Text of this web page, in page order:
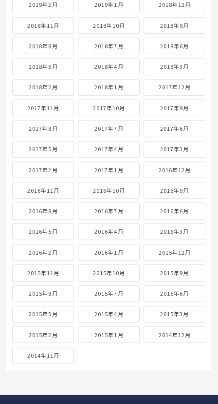
2019年2月 2019年1月 2018年12月
2018年11月 2018年10月 2018年9月
2018年8月 2018年7月 2018年6月
2018年5月 2018年4月 2018年3月
2018年2月 2018年1月 2017年12月
2017年11月 2017年10月 2017年9月
2017年8月 2017年7月 2017年6月
2017年5月 2017年4月 2017年3月
2017年2月 2017年1月 2016年12月
2016年11月 2016年10月 2016年9月
2016年8月 2016年7月 2016年6月
2016年5月 2016年4月 2016年3月
2016年2月 2016年1月 2015年12月
2015年11月 2015年10月 2015年9月
2015年8月 2015年7月 2015年6月
2015年5月 2015年4月 2015年3月
2015年2月 2015年1月 2014年12月
2014年11月